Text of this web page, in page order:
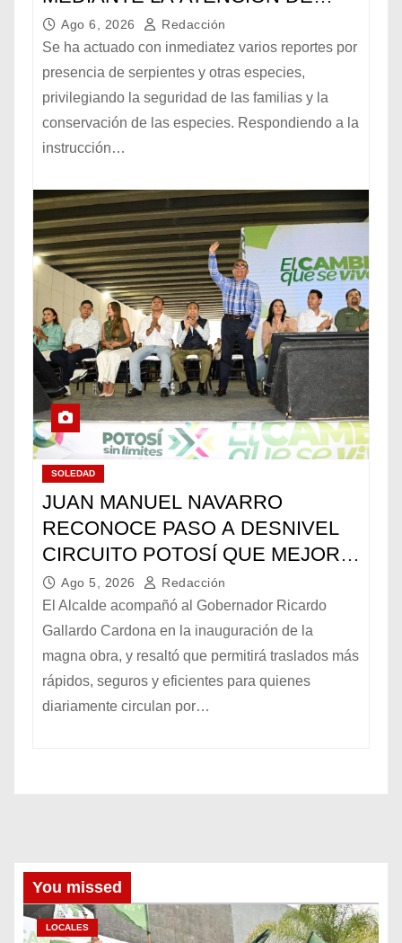
REPORTES POR FAUNA
SILVESTRE
Ago 6, 2026 Redacción
Se ha actuado con inmediatez varios reportes por
presencia de serpientes y otras especies,
privilegiando la seguridad de las familias y la
conservación de las especies. Respondiendo a la
instrucción…
SOLEDAD
JUAN MANUEL NAVARRO
RECONOCE PASO A DESNIVEL
CIRCUITO POTOSÍ QUE MEJORA
LA MOVILIDAD METROPOLITANA
Ago 5, 2026 Redacción
El Alcalde acompañó al Gobernador Ricardo
Gallardo Cardona en la inauguración de la
magna obra, y resaltó que permitirá traslados más
rápidos, seguros y eficientes para quienes
diariamente circulan por…
You missed
LOCALES